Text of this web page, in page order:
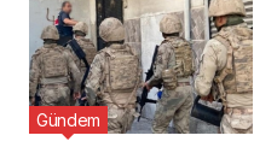
Gündem